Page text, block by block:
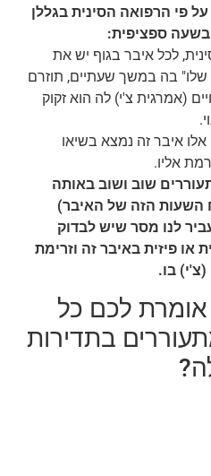
פי הרפואה הסינית בגללן
בשעה ספציפית:
לכל איבר בגוף יש את
בה במשך שעתיים, תוזרם
(אמרגית צ'י) לה הוא זקוק
איבר זה נמצא בשיאו
אליו.
שוב ושוב באותה
השעות הזה של האיבר)
לנו מסר שיש לבדוק
או פיזית באיבר זה וזרימת
(צ'י) בו.
לכם כל
בתדירות